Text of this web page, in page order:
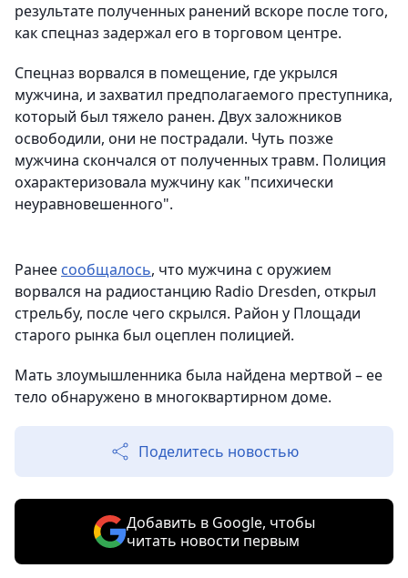
результате полученных ранений вскоре после того,
как спецназ задержал его в торговом центре.
Спецназ ворвался в помещение, где укрылся
мужчина, и захватил предполагаемого преступника,
который был тяжело ранен. Двух заложников
освободили, они не пострадали. Чуть позже
мужчина скончался от полученных травм. Полиция
охарактеризовала мужчину как "психически
неуравновешенного".
Ранее сообщалось, что мужчина с оружием
ворвался на радиостанцию Radio Dresden, открыл
стрельбу, после чего скрылся. Район у Площади
старого рынка был оцеплен полицией.
Мать злоумышленника была найдена мертвой – ее
тело обнаружено в многоквартирном доме.
Поделитесь новостью
Добавить в Google, чтобы
читать новости первым